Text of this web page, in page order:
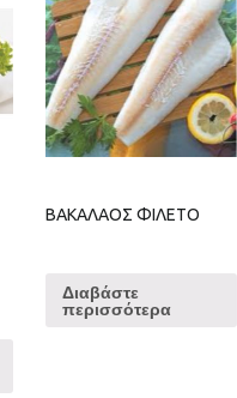
ΒΑΚΑΛΑΟΣ ΦΙΛΕΤΟ
Διαβάστε
περισσότερα